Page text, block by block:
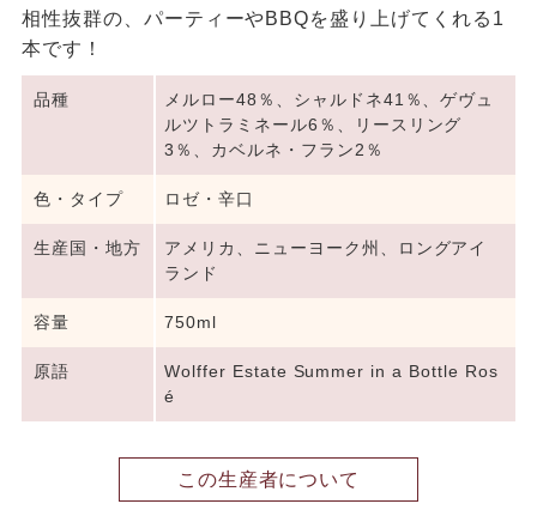
相性抜群の、パーティーやBBQを盛り上げてくれる1
本です！
品種
メルロー48％、シャルドネ41％、ゲヴュ
ルツトラミネール6％、リースリング
3％、カベルネ・フラン2％
色・タイプ ロゼ・辛口
生産国・地方
アメリカ、ニューヨーク州、ロングアイ
ランド
容量 750ml
原語
Wolffer Estate Summer in a Bottle Ros
é
この生産者について